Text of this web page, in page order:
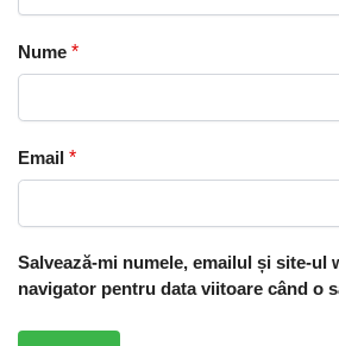
Nume *
Email *
Salvează-mi numele, emailul și site-ul
navigator pentru data viitoare când o